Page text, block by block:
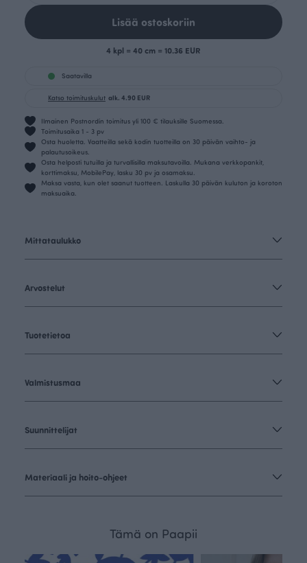
Lisää ostoskoriin
4 kpl = 40 cm = 10.36 EUR
Saatavilla
Katso toimituskulut alk. 4.90 EUR
Ilmainen Postnordin toimitus yli 100 € tilauksille Suomessa.
Toimitusaika 1 - 3 pv
Osta huoletta. Vaatteilla sekä kodin tuotteilla on 30 päivän vaihto- ja
palautusoikeus.
Osta helposti tutuilla ja turvallisilla maksutavoilla. Mukana verkkopankit,
korttimaksu, MobilePay, lasku 30 pv ja osamaksu.
Maksa vasta, kun olet saanut tuotteen. Laskulla 30 päivän kuluton ja koroton
maksuaika.
Mittataulukko
Arvostelut
Tuotetietoa
Valmistusmaa
Suunnittelijat
Materiaali ja hoito-ohjeet
Tämä on Paapii